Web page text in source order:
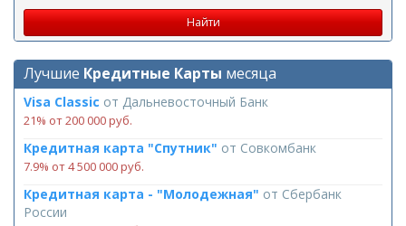
Лучшие Кредитные Карты месяца
Visa Classic от Дальневосточный Банк
21% от 200 000 руб.
Кредитная карта "Спутник" от Совкомбанк
7.9% от 4 500 000 руб.
Кредитная карта - "Молодежная" от Сбербанк
России